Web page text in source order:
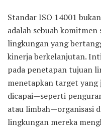
Standar ISO 14001
adalah sebuah
lingkungan yang
kinerja berkelanjutan.
pada penetapan tujuan
menetapkan target yang
dicapai—seperti
atau limbah—organisasi
lingkungan mereka